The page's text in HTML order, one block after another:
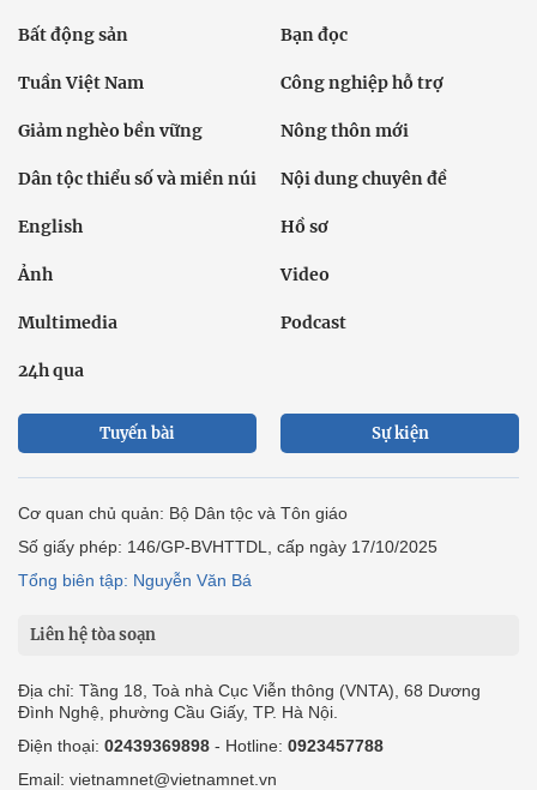
Bất động sản Bạn đọc
Tuần Việt Nam Công nghiệp hỗ trợ
Giảm nghèo bền vững Nông thôn mới
Dân tộc thiểu số và miền núi Nội dung chuyên đề
English Hồ sơ
Ảnh Video
Multimedia Podcast
24h qua
Tuyến bài Sự kiện
Cơ quan chủ quản: Bộ Dân tộc và Tôn giáo
Số giấy phép: 146/GP-BVHTTDL, cấp ngày 17/10/2025
Tổng biên tập: Nguyễn Văn Bá
Liên hệ tòa soạn
Địa chỉ: Tầng 18, Toà nhà Cục Viễn thông (VNTA), 68 Dương
Đình Nghệ, phường Cầu Giấy, TP. Hà Nội.
Điện thoại: 02439369898 - Hotline: 0923457788
Email: vietnamnet@vietnamnet.vn